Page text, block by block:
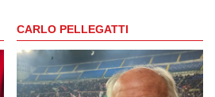
CARLO PELLEGATTI